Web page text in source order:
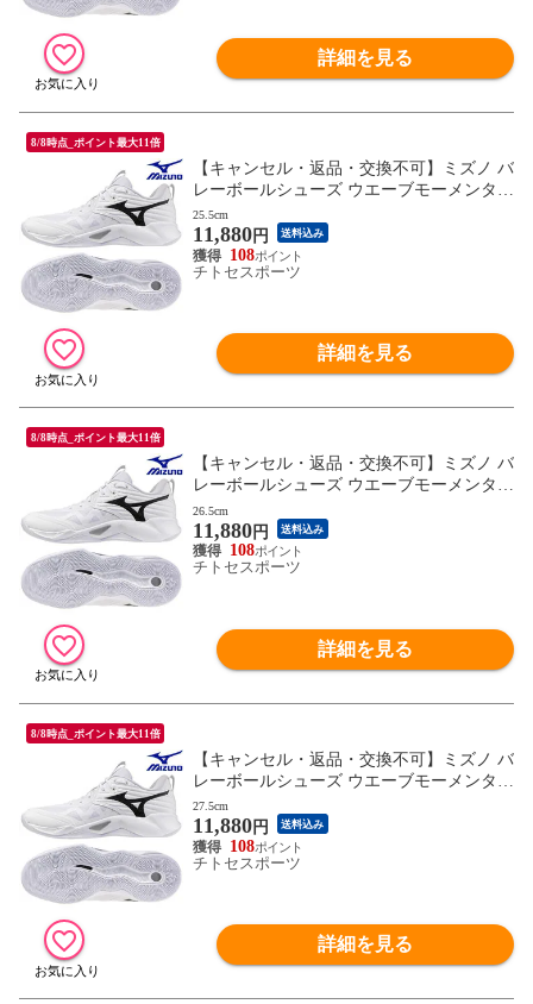
詳細を見る
8/8時点_ポイント最大11倍
【キャンセル・返品・交換不可】ミズノ バ
レーボールシューズ ウエーブモーメンタム
PRO V1GA254051 ユニセックス 2025AW R
FCL
25.5cm
11,880円 送料込み
108
チトセスポーツ
詳細を見る
8/8時点_ポイント最大11倍
【キャンセル・返品・交換不可】ミズノ バ
レーボールシューズ ウエーブモーメンタム
PRO V1GA254051 ユニセックス 2025AW R
FCL
26.5cm
11,880円 送料込み
108
チトセスポーツ
詳細を見る
8/8時点_ポイント最大11倍
【キャンセル・返品・交換不可】ミズノ バ
レーボールシューズ ウエーブモーメンタム
PRO V1GA254051 ユニセックス 2025AW R
FCL
27.5cm
11,880円 送料込み
108
チトセスポーツ
詳細を見る